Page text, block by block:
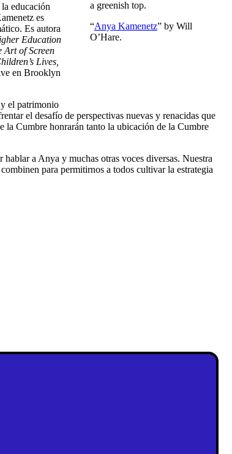
“Anya Kamenetz” by Will
O’Hare.
educación
es
Es autora
Education
Art of Screen
Lives,
en Brooklyn
y el patrimonio
el desafío de perspectivas nuevas y renacidas que
la Cumbre honrarán tanto la ubicación de la Cumbre
a Anya y muchas otras voces diversas. Nuestra
para permitirnos a todos cultivar la estrategia